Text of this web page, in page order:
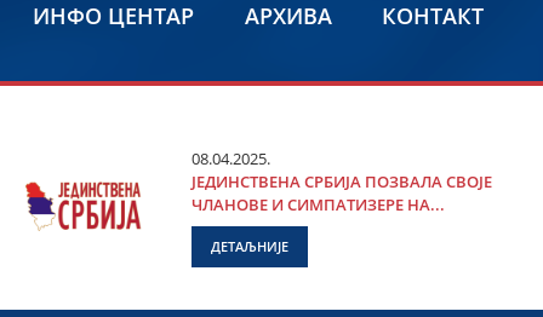
ИНФО ЦЕНТАР АРХИВА КОНТАКТ
08.04.2025.
ЈЕДИНСТВЕНА СРБИЈА ПОЗВАЛА СВОЈЕ
ЧЛАНОВЕ И СИМПАТИЗЕРЕ НА...
ДЕТАЉНИЈЕ